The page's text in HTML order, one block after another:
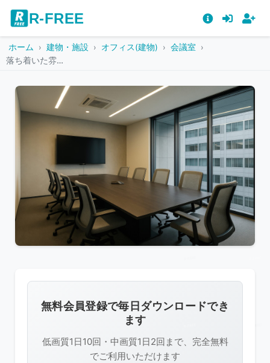
R-FREE
ホーム 建物・施設 オフィス(建物)
会議室
落ち着いた雰囲気のミーティングルーム
像
は
R-
FREE
無料会員登録で毎日ダウンロードでき
ます
低画質1日10回・中画質1日2回まで、完全無料
でご利用いただけます